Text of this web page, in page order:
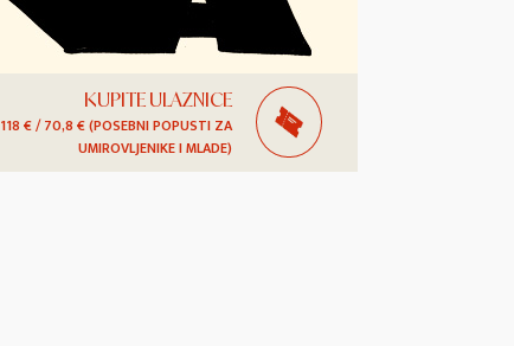
KUPITE ULAZNICE
118 € / 70,8 € (POSEBNI POPUSTI ZA
UMIROVLJENIKE I MLADE)